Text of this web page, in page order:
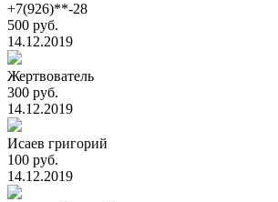
+7(926)**-28
500 руб.
14.12.2019
Жертвователь
300 руб.
14.12.2019
Исаев григорий
100 руб.
14.12.2019